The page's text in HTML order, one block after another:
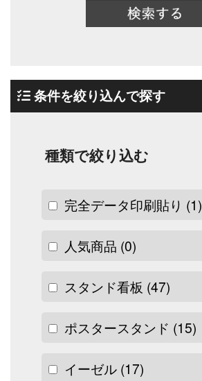
条件を絞り込んで探す
種類で絞り込む
完全データ印刷貼り (1)
人気商品 (0)
スタンド看板 (47)
ポスタースタンド (15)
イーゼル (17)